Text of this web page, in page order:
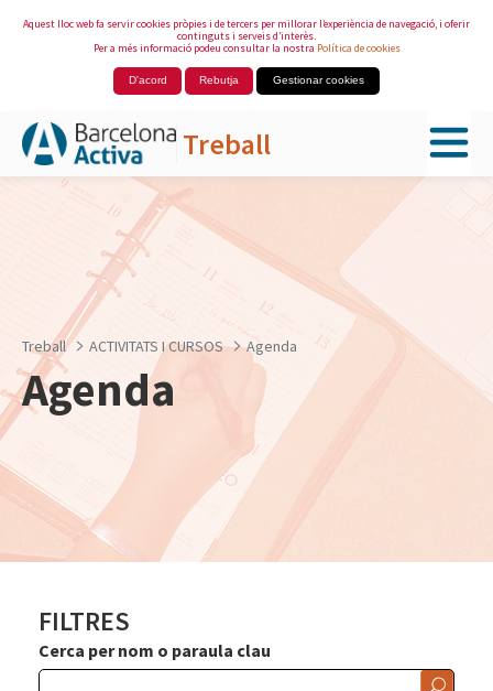
Aquest lloc web fa servir cookies pròpies i de tercers per millorar l’experiència de navegació, i oferir
continguts i serveis d’interès.
Per a més informació podeu consultar la nostra Política de cookies
D'acord Rebutja Gestionar cookies
Treball
Salta al contingut principal
Treball ACTIVITATS I CURSOS Agenda
Agenda
FILTRES
Cerca per nom o paraula clau